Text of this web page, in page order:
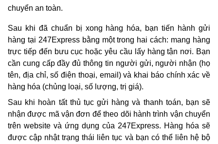
chuyển an toàn.
Sau khi đã chuẩn bị xong hàng hóa, bạn tiến hành gửi
hàng tại 247Express bằng một trong hai cách: mang hàng
trực tiếp đến bưu cục hoặc yêu cầu lấy hàng tận nơi. Bạn
cần cung cấp đầy đủ thông tin người gửi, người nhận (họ
tên, địa chỉ, số điện thoại, email) và khai báo chính xác về
hàng hóa (chủng loại, số lượng, trị giá).
Sau khi hoàn tất thủ tục gửi hàng và thanh toán, bạn sẽ
nhận được mã vận đơn để theo dõi hành trình vận chuyển
trên website và ứng dụng của 247Express. Hàng hóa sẽ
được cập nhật trạng thái liên tục và bạn có thể liên hệ bộ